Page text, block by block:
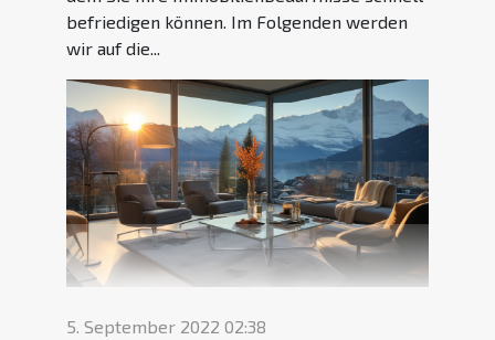
befriedigen können. Im Folgenden werden
wir auf die...
5. September 2022 02:38